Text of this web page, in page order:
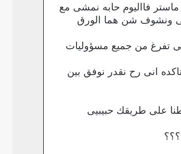
فااليوم حابه نمشى مع
ونشوف شن هما الورق
تفرغ من جميع مسؤوليات
انى رح نقدر نوفق بين
على طريقك حبيبيى